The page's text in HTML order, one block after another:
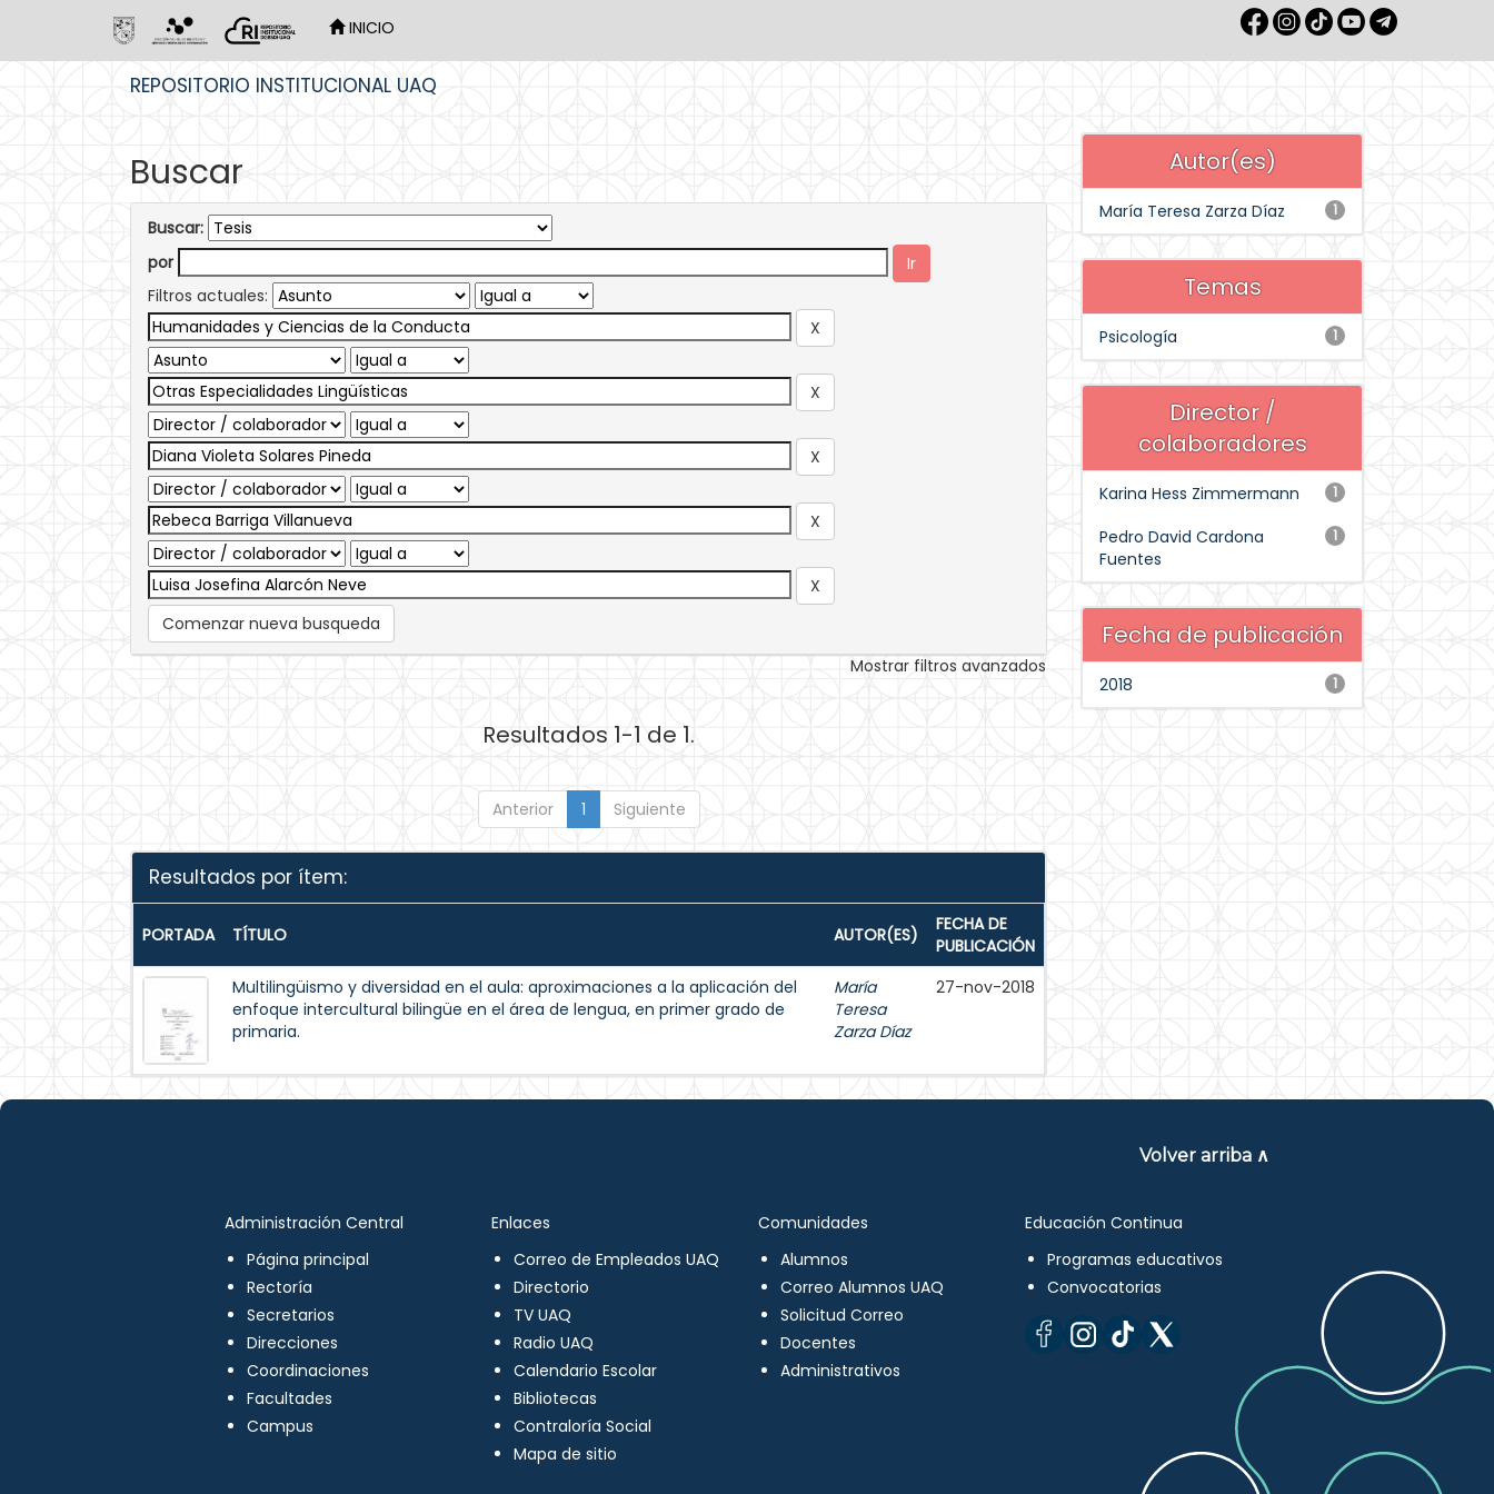
INICIO
REPOSITORIO INSTITUCIONAL UAQ
Buscar
Buscar:
por
Filtros actuales:
Comenzar nueva busqueda
Mostrar filtros avanzados
Resultados 1-1 de 1.
Anterior 1 Siguiente
Resultados por ítem:
PORTADA TÍTULO AUTOR(ES)
FECHA DE
PUBLICACIÓN
Multilingüismo y diversidad en el aula: aproximaciones a la aplicación del
enfoque intercultural bilingüe en el área de lengua, en primer grado de
primaria.
María
Teresa
Zarza Díaz
27-nov-2018
Autor(es)
1
María Teresa Zarza Díaz
Temas
1
Psicología
Director /
colaboradores
1
Karina Hess Zimmermann
1
Pedro David Cardona
Fuentes
Fecha de publicación
1
2018
Volver arriba ∧
Administración Central
Página principal
Rectoría
Secretarios
Direcciones
Coordinaciones
Facultades
Campus
Enlaces
Correo de Empleados UAQ
Directorio
TV UAQ
Radio UAQ
Calendario Escolar
Bibliotecas
Contraloría Social
Mapa de sitio
Comunidades
Alumnos
Correo Alumnos UAQ
Solicitud Correo
Docentes
Administrativos
Educación Continua
Programas educativos
Convocatorias